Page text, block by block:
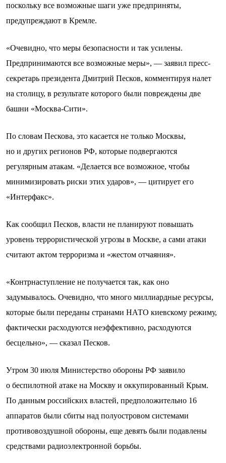
поскольку все возможные шаги уже предприняты,
предупреждают в Кремле.
«Очевидно, что меры безопасности и так усилены.
Предпринимаются все возможные меры», — заявил пресс-
секретарь президента Дмитрий Песков, комментируя налет
на столицу, в результате которого были повреждены две
башни «Москва-Сити».
По словам Пескова, это касается не только Москвы,
но и других регионов РФ, которые подвергаются
регулярным атакам. «Делается все возможное, чтобы
минимизировать риски этих ударов», — цитирует его
«Интерфакс».
Как сообщил Песков, власти не планируют повышать
уровень террористической угрозы в Москве, а сами атаки
считают актом терроризма и «жестом отчаяния».
«Контрнаступление не получается так, как оно
задумывалось. Очевидно, что много миллиардные ресурсы,
которые были переданы странами НАТО киевскому режиму,
фактически расходуются неэффективно, расходуются
бесцельно», — сказал Песков.
Утром 30 июля Министерство обороны РФ заявило
о беспилотной атаке на Москву и оккупированный Крым.
По данным российских властей, предположительно 16
аппаратов были сбиты над полуостровом системами
противовоздушной обороны, еще девять были подавлены
средствами радиоэлектронной борьбы.